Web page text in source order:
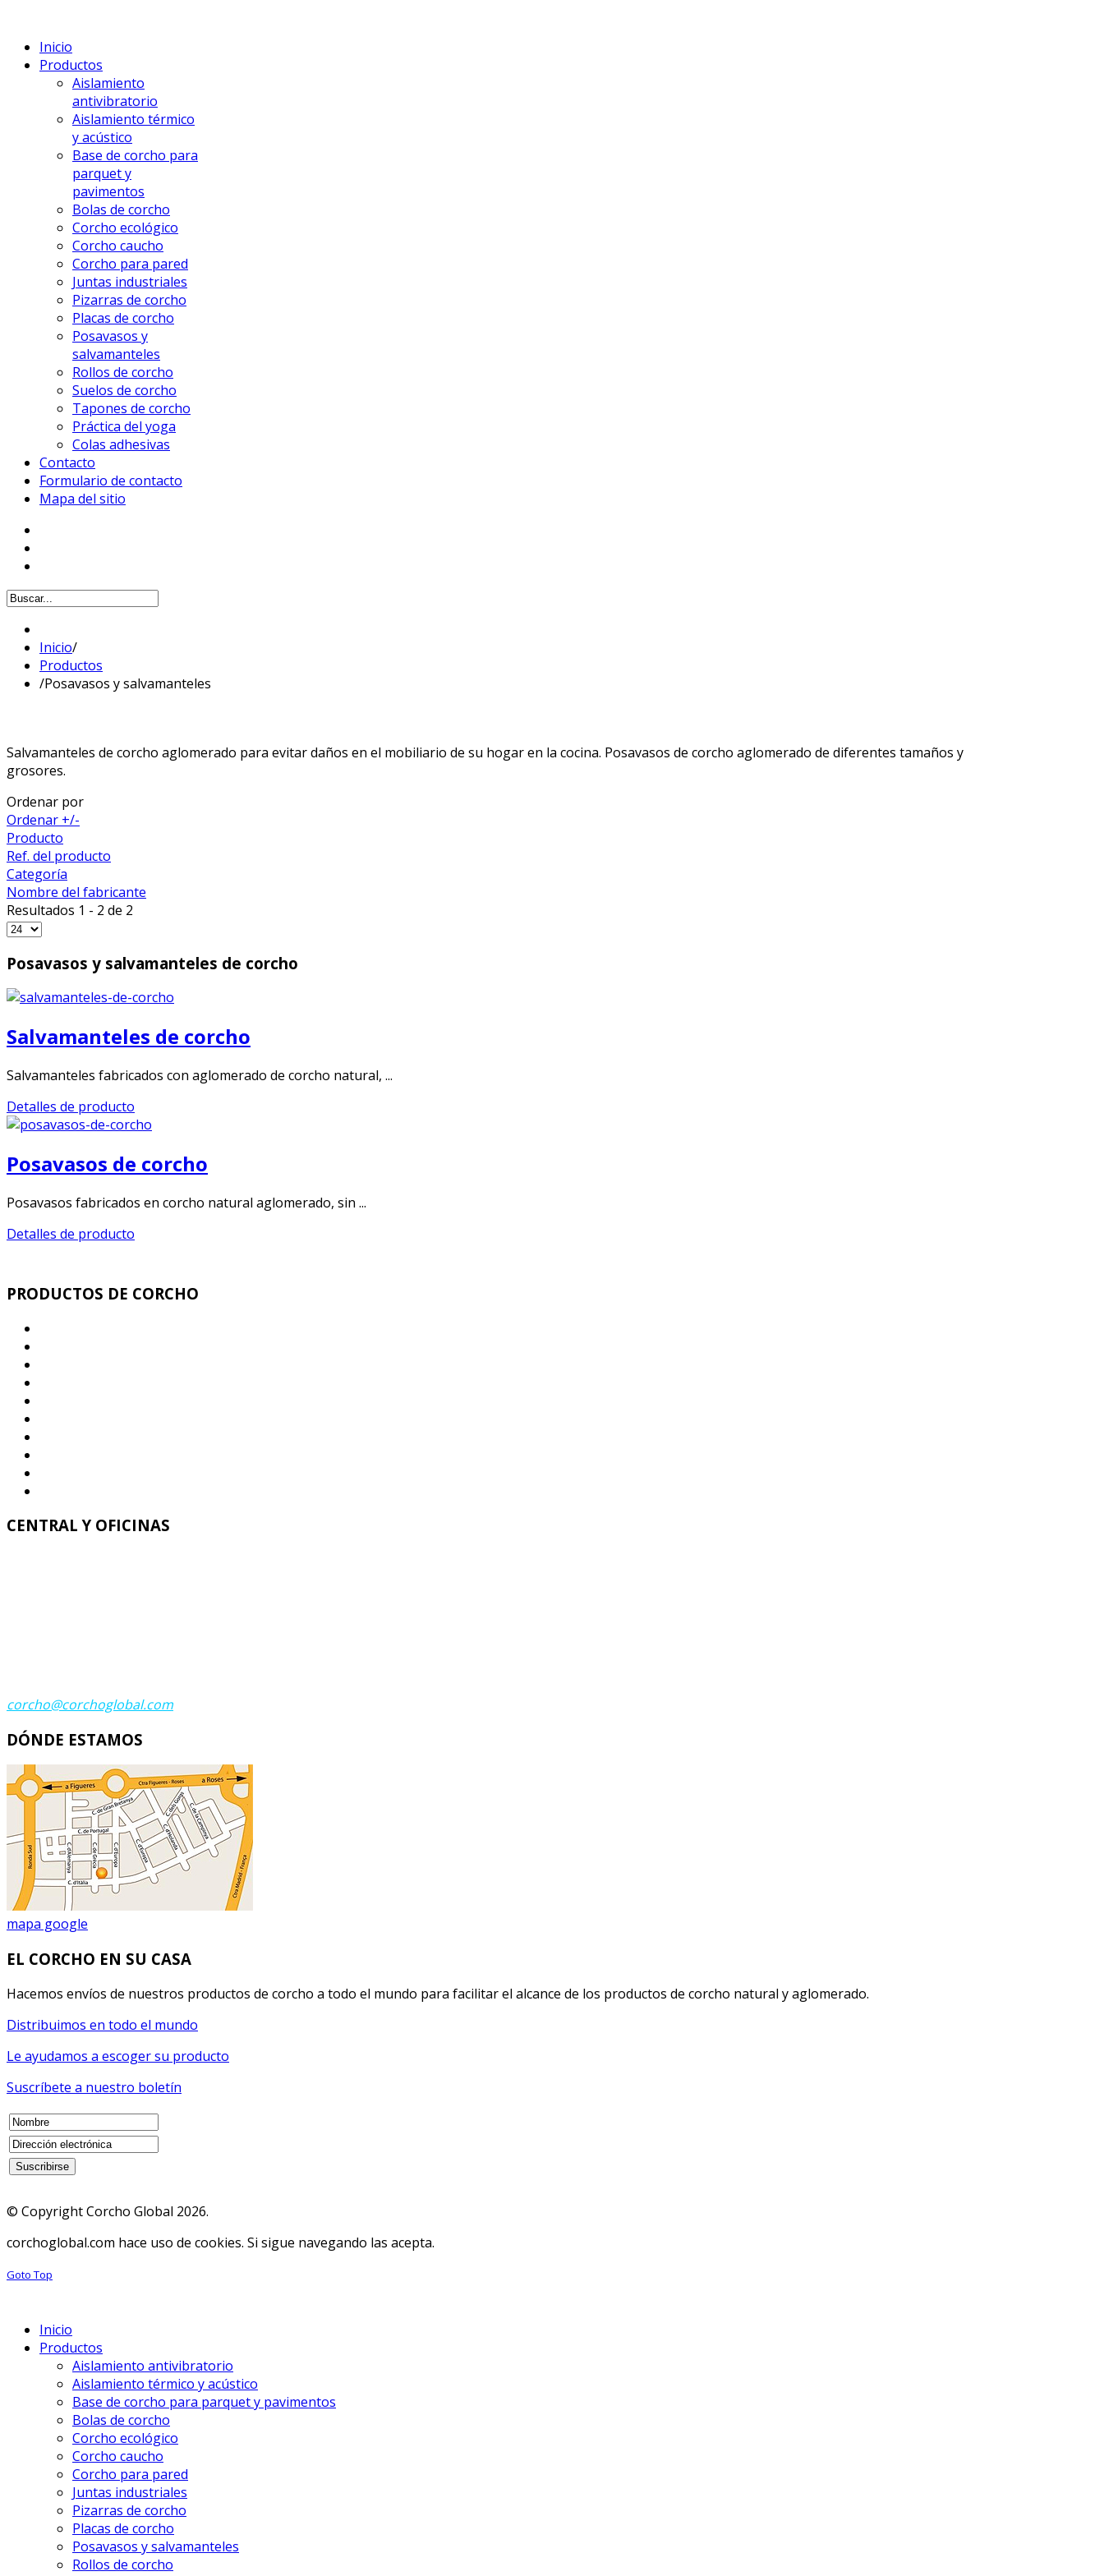
Inicio
Productos
Aislamiento
antivibratorio
Aislamiento térmico
y acústico
Base de corcho para
parquet y
pavimentos
Bolas de corcho
Corcho ecológico
Corcho caucho
Corcho para pared
Juntas industriales
Pizarras de corcho
Placas de corcho
Posavasos y
salvamanteles
Rollos de corcho
Suelos de corcho
Tapones de corcho
Práctica del yoga
Colas adhesivas
Contacto
Formulario de contacto
Mapa del sitio
Inicio/
Productos
/Posavasos y salvamanteles
Salvamanteles de corcho aglomerado para evitar daños en el mobiliario de su hogar en la cocina. Posavasos de corcho aglomerado de diferentes tamaños y
grosores.
Ordenar por
Ordenar +/-
Producto
Ref. del producto
Categoría
Nombre del fabricante
Resultados 1 - 2 de 2
Posavasos y salvamanteles de corcho
Salvamanteles de corcho
Salvamanteles fabricados con aglomerado de corcho natural, ...
Detalles de producto
Posavasos de corcho
Posavasos fabricados en corcho natural aglomerado, sin ...
Detalles de producto
PRODUCTOS DE CORCHO
CENTRAL Y OFICINAS
corcho@corchoglobal.com
DÓNDE ESTAMOS
mapa google
EL CORCHO EN SU CASA
Hacemos envíos de nuestros productos de corcho a todo el mundo para facilitar el alcance de los productos de corcho natural y aglomerado.
Distribuimos en todo el mundo
Le ayudamos a escoger su producto
Suscríbete a nuestro boletín
© Copyright Corcho Global 2026.
corchoglobal.com hace uso de cookies. Si sigue navegando las acepta.
Goto Top
Inicio
Productos
Aislamiento antivibratorio
Aislamiento térmico y acústico
Base de corcho para parquet y pavimentos
Bolas de corcho
Corcho ecológico
Corcho caucho
Corcho para pared
Juntas industriales
Pizarras de corcho
Placas de corcho
Posavasos y salvamanteles
Rollos de corcho